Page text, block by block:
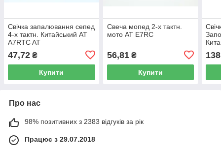
Свічка запалювання сепед
4-х тактн. Китайський AT
A7RTC AT
47,72 ₴
Купити
Свеча мопед 2-х тактн.
мото AT E7RC
56,81₴
Купити
Про нас
98% позитивних з 2383 відгуків за рік
Працює з 29.07.2018